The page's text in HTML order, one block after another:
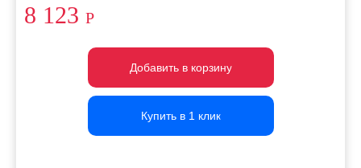
8 123 Р
Добавить в корзину
Добавить в корзину
Добавить в корзину
Купить в 1 клик
Купить в 1 клик
Купить в 1 клик